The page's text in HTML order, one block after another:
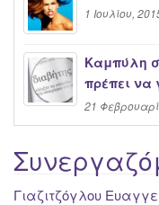
1 Ιουλίου,
Καμπύλη
πρέπει να
21
Γιαζιτζόγλου